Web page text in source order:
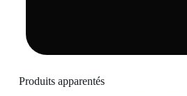
Produits apparentés